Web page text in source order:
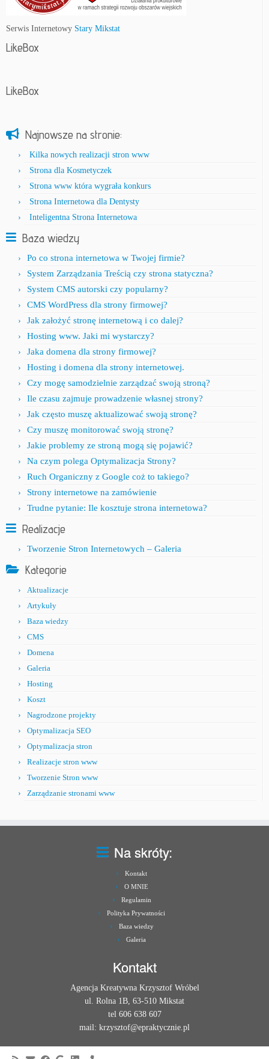
Serwis Internetowy Stary Mikstat
LikeBox
LikeBox
Najnowsze na stronie:
Kilka nowych realizacji stron www
Strona dla Kosmetyczek
Strona www która wygrała konkurs
Strona Internetowa dla Dentysty
Inteligentna Strona Internetowa
Baza wiedzy
Po co strona internetowa w Twojej firmie?
System Zarządzania Treścią czy strona statyczna?
System CMS autorski czy popularny?
CMS WordPress dla strony firmowej?
Jak założyć stronę internetową i co dalej?
Hosting www. Jaki mi wystarczy?
Jaka domena dla strony firmowej?
Hosting i domena dla strony internetowej.
Czy mogę samodzielnie zarządzać swoją stroną?
Ile czasu zajmuje prowadzenie własnej strony?
Jak często muszę aktualizować swoją stronę?
Czy muszę monitorować swoją stronę?
Jakie problemy ze stroną mogą się pojawić?
Na czym polega Optymalizacja Strony?
Ruch Organiczny z Google coż to takiego?
Strony internetowe na zamówienie
Trudne pytanie: Ile kosztuje strona internetowa?
Realizacje
Tworzenie Stron Internetowych – Galeria
Kategorie
Aktualizacje
Artykuły
Baza wiedzy
CMS
Domena
Galeria
Hosting
Koszt
Nagrodzone projekty
Optymalizacja SEO
Optymalizacja stron
Realizacje stron www
Tworzenie Stron www
Zarządzanie stronami www
Na skróty:
Kontakt
O MNIE
Regulamin
Polityka Prywatności
Baza wiedzy
Galeria
Kontakt
Agencja Kreatywna Krzysztof Wróbel
ul. Rolna 1B, 63-510 Mikstat
tel 606 638 607
mail: krzysztof@epraktycznie.pl